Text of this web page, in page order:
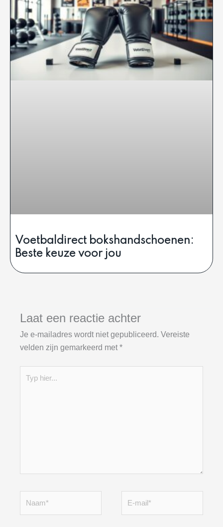
Voetbaldirect bokshandschoenen:
Beste keuze voor jou
Laat een reactie achter
Je e-mailadres wordt niet gepubliceerd. Vereiste
velden zijn gemarkeerd met *
hier...